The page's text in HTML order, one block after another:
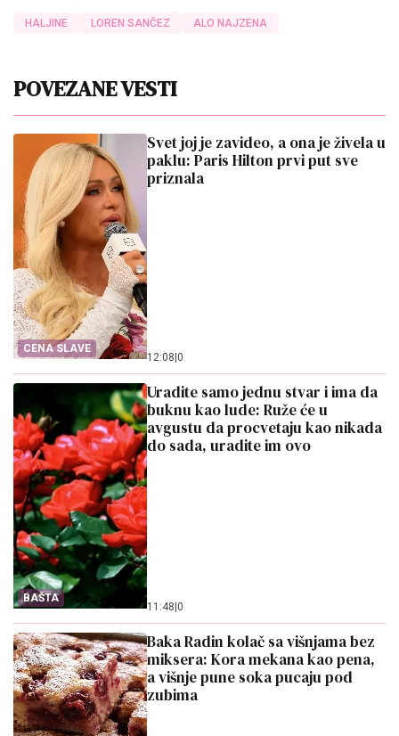
HALJINE LOREN SANČEZ ALO NAJZENA
POVEZANE VESTI
CENA SLAVE
Svet joj je zavideo, a ona je živela u
paklu: Paris Hilton prvi put sve
priznala
12:08 0
BAŠTA
Uradite samo jednu stvar i ima da
buknu kao lude: Ruže će u
avgustu da procvetaju kao nikada
do sada, uradite im ovo
11:48 0
Baka Radin kolač sa višnjama bez
miksera: Kora mekana kao pena,
a višnje pune soka pucaju pod
zubima